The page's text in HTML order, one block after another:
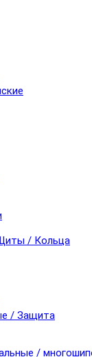
/ Кольца
/ Защита
/